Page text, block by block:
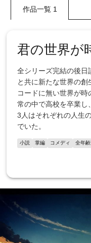
作品一覧 1
君の世界が
全シリーズ完結の後日
と共に新たな世界の
コードに無い世界が
常の中で高校を卒業し
3人はそれぞれの人生
でいた。
小説 掌編 コメディ 全年